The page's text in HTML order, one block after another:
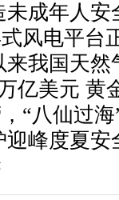
成年人安
风电平台
我国天
亿美元 黄
“八仙过
峰度夏安